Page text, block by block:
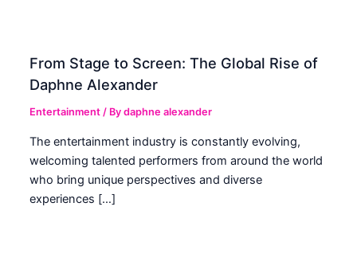
From Stage to Screen: The Global Rise of
Daphne Alexander
Entertainment / Bydaphne alexander
The entertainment industry is constantly evolving,
welcoming talented performers from around the world
who bring unique perspectives and diverse
experiences […]